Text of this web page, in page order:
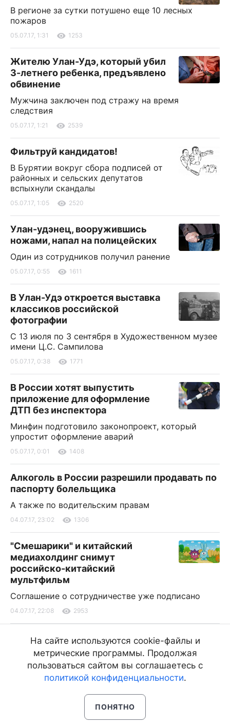
В регионе за сутки потушено еще 10 лесных
пожаров
05.07.17, 1:31 1253
Жителю Улан-Удэ, который убил
3-летнего ребенка, предъявлено
обвинение
Мужчина заключен под стражу на время
следствия
05.07.17, 1:21 2539
Фильтруй кандидатов!
В Бурятии вокруг сбора подписей от
районных и сельских депутатов
вспыхнули скандалы
05.07.17, 1:05 2520
Улан-удэнец, вооружившись
ножами, напал на полицейских
Один из сотрудников получил ранение
05.07.17, 0:55 1611
В Улан-Удэ откроется выставка
классиков российской
фотографии
С 13 июля по 3 сентября в Художественном музее
имени Ц.С. Сампилова
05.07.17, 0:38 1771
В России хотят выпустить
приложение для оформление
ДТП без инспектора
Минфин подготовило законопроект, который
упростит оформление аварий
05.07.17, 0:01 1408
Алкоголь в России разрешили продавать по
паспорту болельщика
А также по водительским правам
04.07.17, 23:02 1306
"Смешарики" и китайский
медиахолдинг снимут
российско-китайский
мультфильм
Соглашение о сотрудничестве уже подписано
04.07.17, 22:08 2953
В Бурятии дожди, ливни, грозы и
В столице республики без осадков
04.07.17, 21:09 1983
На сайте используются cookie-файлы и
метрические программы. Продолжая
пользоваться сайтом вы соглашаетесь с
политикой конфиденциальности.
ПОНЯТНО